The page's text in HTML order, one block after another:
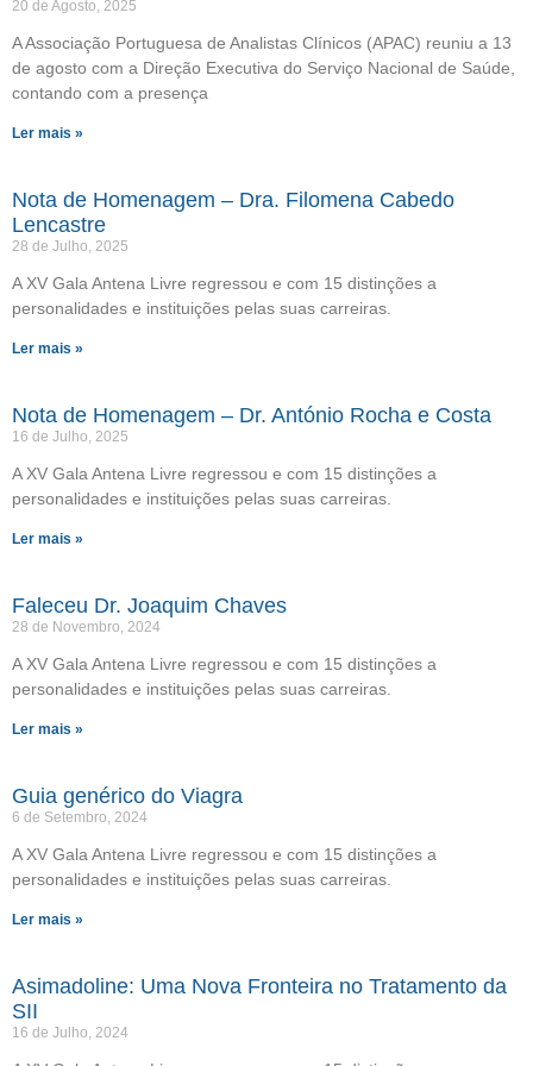
20 de Agosto, 2025
A Associação Portuguesa de Analistas Clínicos (APAC) reuniu a 13
de agosto com a Direção Executiva do Serviço Nacional de Saúde,
contando com a presença
Ler mais »
Nota de Homenagem – Dra. Filomena Cabedo
Lencastre
28 de Julho, 2025
A XV Gala Antena Livre regressou e com 15 distinções a
personalidades e instituições pelas suas carreiras.
Ler mais »
Nota de Homenagem – Dr. António Rocha e Costa
16 de Julho, 2025
A XV Gala Antena Livre regressou e com 15 distinções a
personalidades e instituições pelas suas carreiras.
Ler mais »
Faleceu Dr. Joaquim Chaves
28 de Novembro, 2024
A XV Gala Antena Livre regressou e com 15 distinções a
personalidades e instituições pelas suas carreiras.
Ler mais »
Guia genérico do Viagra
6 de Setembro, 2024
A XV Gala Antena Livre regressou e com 15 distinções a
personalidades e instituições pelas suas carreiras.
Ler mais »
Asimadoline: Uma Nova Fronteira no Tratamento da
SII
16 de Julho, 2024